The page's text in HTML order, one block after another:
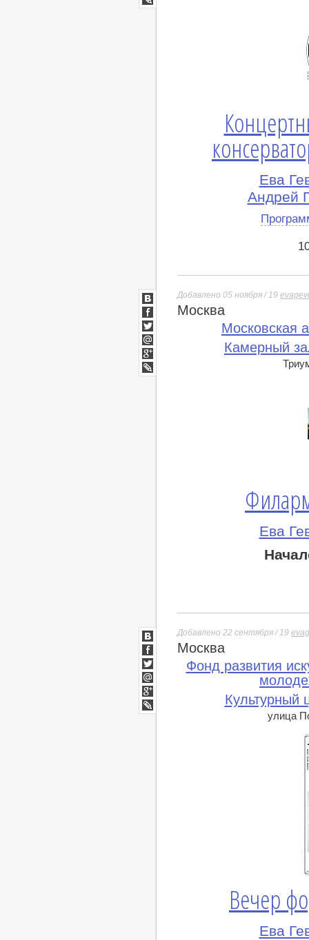
Ева
Андрей
lj
Добавлено 05 ноября / 19
Москва
Московская
Камерный
Ева
ВКонтакте
Facebook
Twitter
Мой
Мир
Google+
lj
Добавлено 22 сентября / 19
Москва
Фонд развития
Культурный
улица
Вечер
Ева
ВКонтакте
Facebook
Twitter
Мой
Мир
Google+
lj